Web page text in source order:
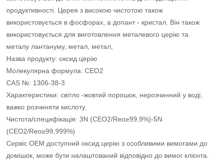
продуктивності. Церея з високою чистотою також
використовується в фосфорах, а допант - кристал. Він також
використовується для виготовлення металевого церію та
металу лантануму, метал, метал,
Назва продукту: оксид церію
Молекулярна формула: CEO2
CAS №: 1306-38-3
Характеристики: світло -жовтий порошок, нерозчинний у воді,
важко розчиняти кислоту.
Чистота/специфікація: 3N (CEO2/Reo≥99,9%)-5N
(CEO2/Reo≥99,999%)
Сервіс OEM доступний оксид церію з особливими вимогами до
домішок, може бути налаштований відповідно до вимог клієнта.